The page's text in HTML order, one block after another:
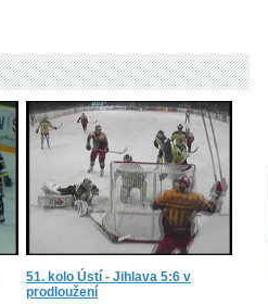
51. kolo Ústí - Jihlava 5:6 v
prodloužení